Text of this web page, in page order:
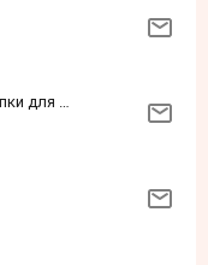
MEGASHOPER (бюджетные закупки для детей и взрослых)